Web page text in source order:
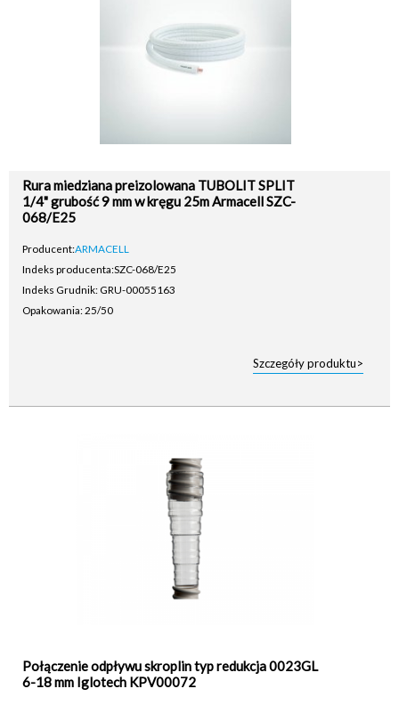
Rura miedziana preizolowana TUBOLIT SPLIT
1/4" grubość 9 mm w kręgu 25m Armacell SZC-
068/E25
Producent:ARMACELL
Indeks producenta:SZC-068/E25
Indeks Grudnik: GRU-00055163
Opakowania: 25/50
Szczegóły produktu>
Połączenie odpływu skroplin typ redukcja 0023GL
6-18 mm Iglotech KPV00072